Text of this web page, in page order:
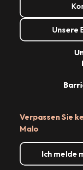
Unsere
Verpassen Sie
Malo
Ich melde